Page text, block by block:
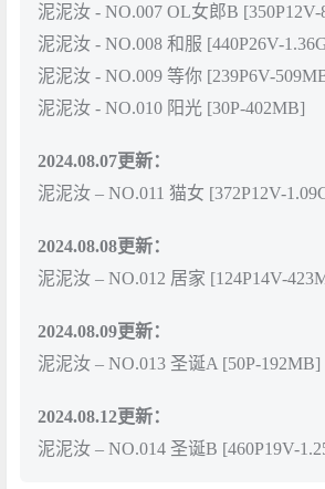
泥泥汝 - NO.007 OL女郎B [350P12V-
泥泥汝 - NO.008 和服 [440P26V-
泥泥汝 - NO.009 等你 [239P6V-
泥泥汝 - NO.010 阳光 [30P-402MB]
2024.08.07更新：
泥泥汝 – NO.011 猫女 [372P12V-
2024.08.08更新：
泥泥汝 – NO.012 居家 [124P14V-
2024.08.09更新：
泥泥汝 – NO.013 圣诞A [50P-192MB]
2024.08.12更新：
泥泥汝 – NO.014 圣诞B [460P19V-